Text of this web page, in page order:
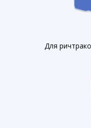
Для